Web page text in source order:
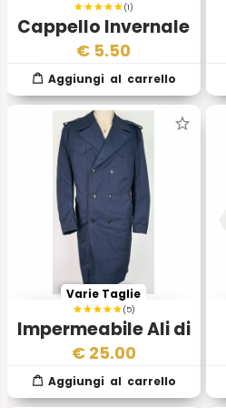
(1)
Cappello Invernale
Aeronautica
Militare Italiana
€ 5.50
(5)
Impermeabile Ali di
Pipistrello
Aeronautica
Militare
Varie Taglie
€ 25.00